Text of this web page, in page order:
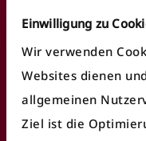
Einwilligung zu
Wir verwenden
Websites dienen
allgemeinen
Ziel ist die
Häufige
Fundbüro finden